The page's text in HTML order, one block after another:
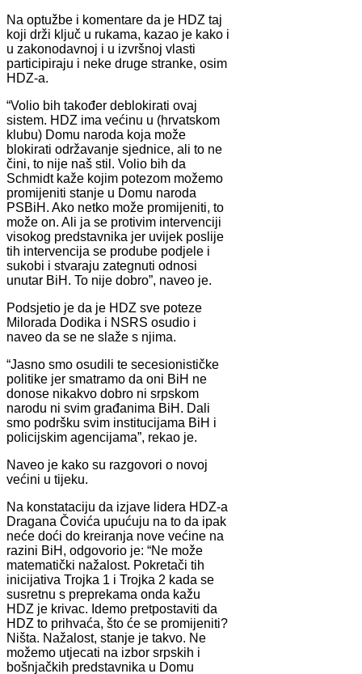
Na optužbe i komentare da je HDZ taj
koji drži ključ u rukama, kazao je kako i
u zakonodavnoj i u izvršnoj vlasti
participiraju i neke druge stranke, osim
HDZ-a.
“Volio bih također deblokirati ovaj
sistem. HDZ ima većinu u (hrvatskom
klubu) Domu naroda koja može
blokirati održavanje sjednice, ali to ne
čini, to nije naš stil. Volio bih da
Schmidt kaže kojim potezom možemo
promijeniti stanje u Domu naroda
PSBiH. Ako netko može promijeniti, to
može on. Ali ja se protivim intervenciji
visokog predstavnika jer uvijek poslije
tih intervencija se prodube podjele i
sukobi i stvaraju zategnuti odnosi
unutar BiH. To nije dobro”, naveo je.
Podsjetio je da je HDZ sve poteze
Milorada Dodika i NSRS osudio i
naveo da se ne slaže s njima.
“Jasno smo osudili te secesionističke
politike jer smatramo da oni BiH ne
donose nikakvo dobro ni srpskom
narodu ni svim građanima BiH. Dali
smo podršku svim institucijama BiH i
policijskim agencijama”, rekao je.
Naveo je kako su razgovori o novoj
većini u tijeku.
Na konstataciju da izjave lidera HDZ-a
Dragana Čovića upućuju na to da ipak
neće doći do kreiranja nove većine na
razini BiH, odgovorio je: “Ne može
matematički nažalost. Pokretači tih
inicijativa Trojka 1 i Trojka 2 kada se
susretnu s preprekama onda kažu
HDZ je krivac. Idemo pretpostaviti da
HDZ to prihvaća, što će se promijeniti?
Ništa. Nažalost, stanje je takvo. Ne
možemo utjecati na izbor srpskih i
bošnjačkih predstavnika u Domu